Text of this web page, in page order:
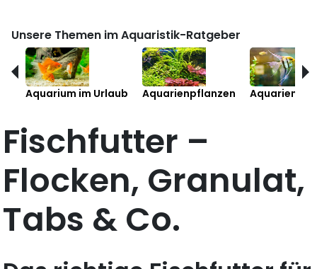
Unsere Themen im Aquaristik-Ratgeber
Aquarium im Urlaub Aquarienpflanzen
Fischfutter –
Flocken, Granulat,
Tabs & Co.